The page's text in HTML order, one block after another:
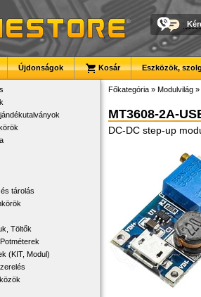
Újdonságok Kosár Eszközök,
tárolás
Töltők
(KIT, Modul)
Főkategória » Modulvilág »
MT3608-2A-
DC-DC step-up